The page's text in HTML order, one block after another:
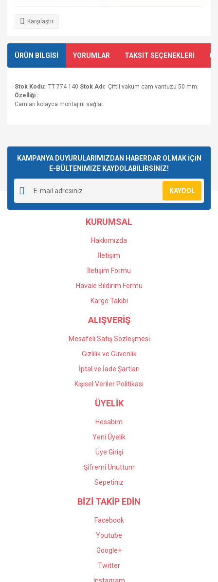
Karşılaştır
ÜRÜN BİLGİSİ YORUMLAR TAKSİT SEÇENEKLERİ
Stok Kodu: TT 774 140 Stok Adı: Çiftli vakum cam vantuzu 50 mm.
Özelliği :
Camları kolayca montajını sağlar.
Yorum Yaz
kullanarak tarafımıza iletebilirsiniz.
Görüş ve önerileriniz için teşekkür ederiz.
Ürün resmi kalitesiz, bozuk veya görüntülenemiyor.
Ürün açıklamasında eksik bilgiler bulunuyor.
Ürün bilgilerinde hatalar bulunuyor.
Ürün fiyatı diğer sitelerden daha pahalı.
Gönder
KAMPANYA DUYURULARIMIZDAN HABERDAR OLMAK İÇİN
E-BÜLTENİMİZE KAYDOLABİLİRSİNİZ!
KAYDOL
KURUMSAL
Hakkımızda
İletişim
İletişim Formu
Havale Bildirim Formu
Kargo Takibi
ALIŞVERİŞ
Mesafeli Satış Sözleşmesi
Gizlilik ve Güvenlik
İptal ve İade Şartları
Kişisel Veriler Politikası
ÜYELİK
Hesabım
Yeni Üyelik
Üye Girişi
Şifremi Unuttum
Sepetiniz
BİZİ TAKİP EDİN
Facebook
Youtube
Google+
Twitter